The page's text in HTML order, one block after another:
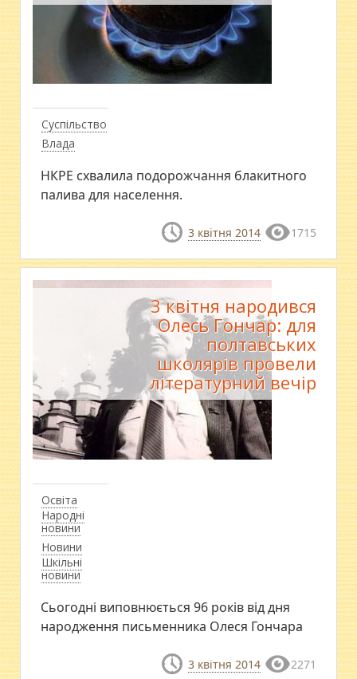
Суспільство
Влада
НКРЕ схвалила подорожчання блакитного
палива для населення.
3 квітня 2014 1715
Освіта
Народні
новини
Новини
Шкільні
новини
3 квітня народився
Олесь Гончар: для
полтавських
школярів провели
літературний вечір
Сьогодні виповнюється 96 років від дня
народження письменника Олеся Гончара
3 квітня 2014 2271